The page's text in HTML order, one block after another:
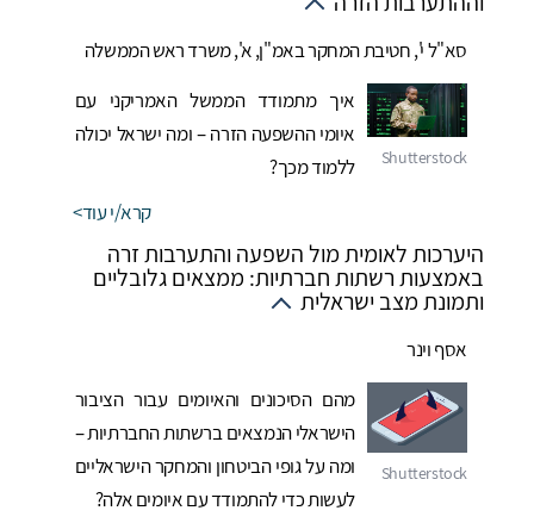
סא"ל י', חטיבת המחקר באמ"ן,א', משרד ראש הממשלה
איך מתמודד הממשל האמריקני עם
איומי ההשפעה הזרה – ומה ישראל יכולה
ללמוד מכך?
קרא/י עוד
היערכות לאומית מול השפעה והתערבות זרה
באמצעות רשתות חברתיות: ממצאים גלובליים
ותמונת מצב ישראלית
אסף וינר
מהם הסיכונים והאיומים עבור הציבור
הישראלי הנמצאים ברשתות החברתיות –
ומה על גופי הביטחון והמחקר הישראליים
לעשות כדי להתמודד עם איומים אלה?